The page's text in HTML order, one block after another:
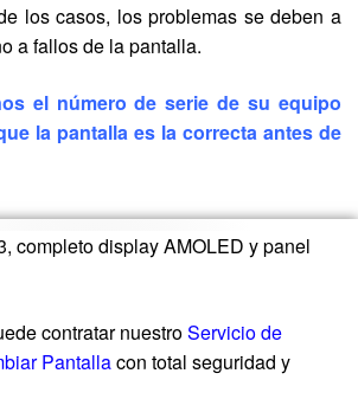
los casos, los problemas se deben a
a fallos de la pantalla.
el número de serie de su equipo
la pantalla es la correcta antes de
completo display AMOLED y panel
contratar nuestroServicio de
Pantallacon total seguridad y